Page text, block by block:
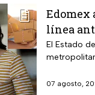
Edomex
línea
El Estado
07 agosto,